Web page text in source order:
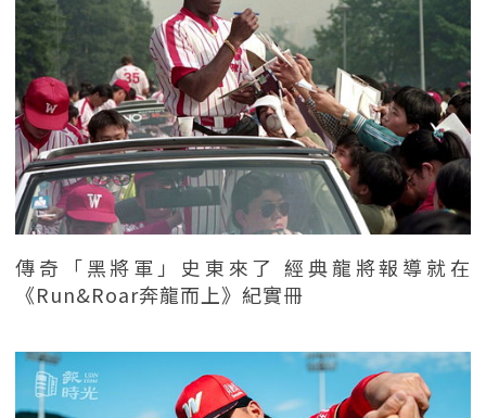
傳奇「黑將軍」史東來了 經典龍將報導就在
《Run&Roar奔龍而上》紀實冊